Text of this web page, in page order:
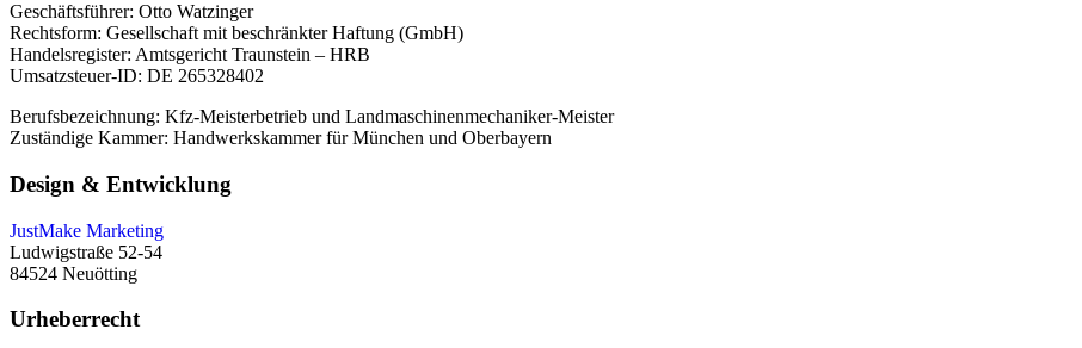
Geschäftsführer: Otto Watzinger
Rechtsform: Gesellschaft mit beschränkter Haftung (GmbH)
Handelsregister: Amtsgericht Traunstein – HRB
Umsatzsteuer-ID: DE 265328402
Berufsbezeichnung: Kfz-Meisterbetrieb und Landmaschinenmechaniker-Meister
Zuständige Kammer: Handwerkskammer für München und Oberbayern
Design & Entwicklung
JustMake Marketing
Ludwigstraße 52-54
84524 Neuötting
Urheberrecht